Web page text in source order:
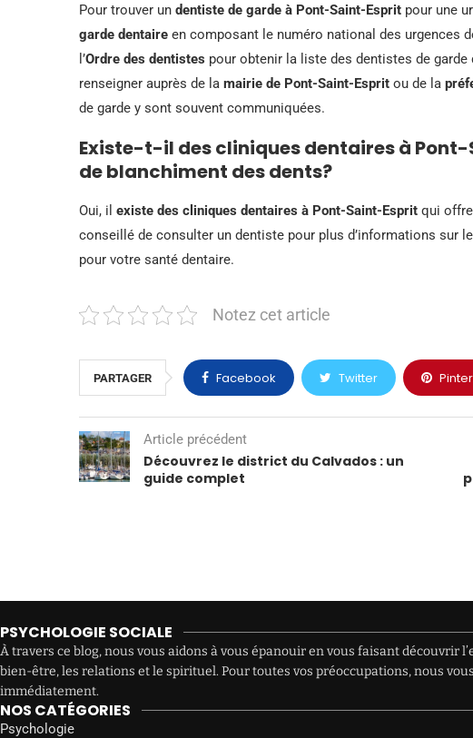
Pour trouver un dentiste de garde à Pont-Saint-Esprit pour une
garde dentaire en composant le numéro national des urgences
l’Ordre des dentistes pour obtenir la liste des dentistes de
renseigner auprès de la mairie de Pont-Saint-Esprit ou de la
de garde y sont souvent communiquées.
Existe-t-il des cliniques dentaires à
de blanchiment des dents?
Oui, il existe des cliniques dentaires à Pont-Saint-Esprit qui
conseillé de consulter un dentiste pour plus d’informations sur
pour votre santé dentaire.
Notez cet article
PARTAGER Facebook Twitter
Article précédent
Découvrez le district du Calvados : un
guide complet
PSYCHOLOGIE SOCIALE
À travers ce blog, nous vous aidons à vous épanouir en vous faisant découvrir
bien-être, les relations et le spirituel. Pour toutes vos préoccupations, nous
immédiatement.
NOS CATÉGORIES
Psychologie